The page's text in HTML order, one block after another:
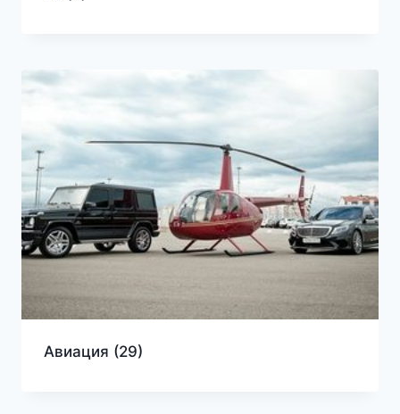
Авиация (29)